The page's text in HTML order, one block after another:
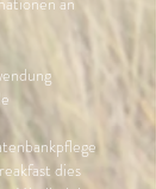
dies